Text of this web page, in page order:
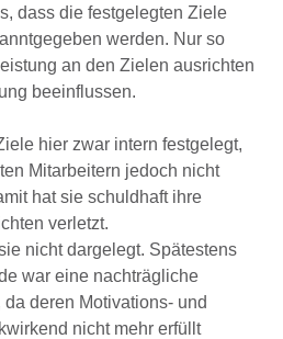
dass die festgelegten Ziele
werden. Nur so
an den Zielen ausrichten
beeinflussen.
hier zwar intern festgelegt,
Mitarbeitern jedoch nicht
hat sie schuldhaft ihre
verletzt.
nicht dargelegt. Spätestens
war eine nachträgliche
deren Motivations- und
nicht mehr erfüllt